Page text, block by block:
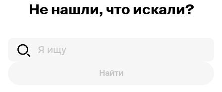
Не нашли, что искали?
Найти